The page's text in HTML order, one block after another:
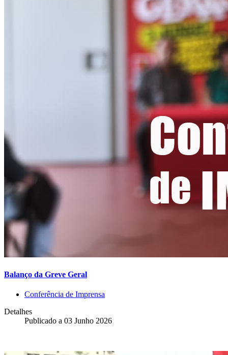
Balanço da Greve Geral
Conferência de Imprensa
Detalhes
Publicado a 03 Junho 2026